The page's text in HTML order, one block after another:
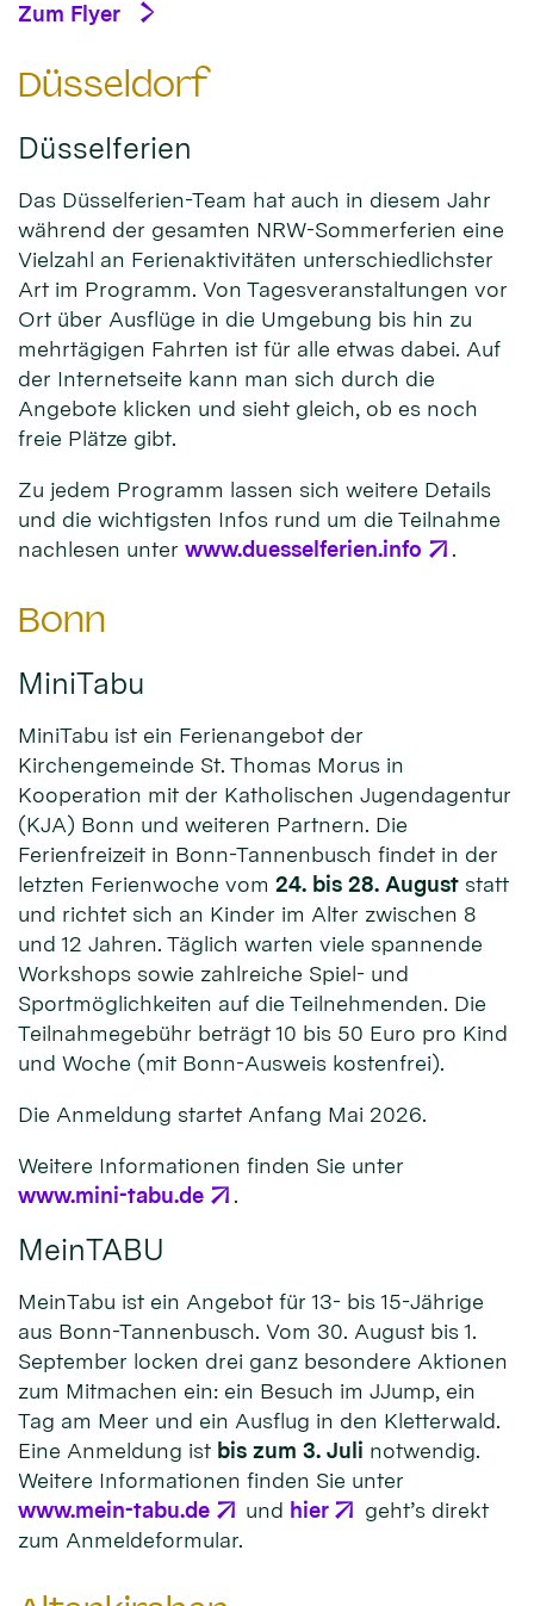
Zum Flyer
Düsseldorf
Düsselferien
Das Düsselferien-Team hat auch in diesem Jahr
während der gesamten NRW-Sommerferien eine
Vielzahl an Ferienaktivitäten unterschiedlichster
Art im Programm. Von Tagesveranstaltungen vor
Ort über Ausflüge in die Umgebung bis hin zu
mehrtägigen Fahrten ist für alle etwas dabei. Auf
der Internetseite kann man sich durch die
Angebote klicken und sieht gleich, ob es noch
freie Plätze gibt.
Zu jedem Programm lassen sich weitere Details
und die wichtigsten Infos rund um die Teilnahme
nachlesen unter www.duesselferien.info .
Bonn
MiniTabu
MiniTabu ist ein Ferienangebot der
Kirchengemeinde St. Thomas Morus in
Kooperation mit der Katholischen Jugendagentur
(KJA) Bonn und weiteren Partnern. Die
Ferienfreizeit in Bonn-Tannenbusch findet in der
letzten Ferienwoche vom 24. bis 28. August statt
und richtet sich an Kinder im Alter zwischen 8
und 12 Jahren. Täglich warten viele spannende
Workshops sowie zahlreiche Spiel- und
Sportmöglichkeiten auf die Teilnehmenden. Die
Teilnahmegebühr beträgt 10 bis 50 Euro pro Kind
und Woche (mit Bonn-Ausweis kostenfrei).
Die Anmeldung startet Anfang Mai 2026.
Weitere Informationen finden Sie unter
www.mini-tabu.de
.
MeinTABU
MeinTabu ist ein Angebot für 13- bis 15-Jährige
aus Bonn-Tannenbusch. Vom 30. August bis 1.
September locken drei ganz besondere Aktionen
zum Mitmachen ein: ein Besuch im JJump, ein
Tag am Meer und ein Ausflug in den Kletterwald.
Eine Anmeldung ist bis zum 3. Juli notwendig.
Weitere Informationen finden Sie unter
www.mein-tabu.de
und hier
geht’s direkt
zum Anmeldeformular.